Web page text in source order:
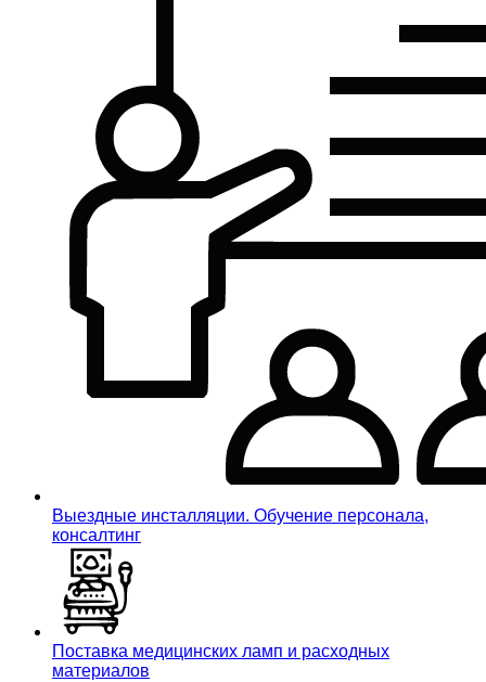
Выездные инсталляции. Обучение персонала,
консалтинг
Поставка медицинских ламп и расходных
материалов